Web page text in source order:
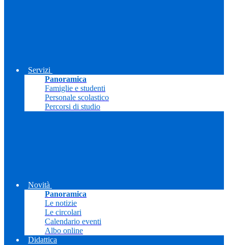
Servizi
Panoramica
Famiglie e studenti
Personale scolastico
Percorsi di studio
Novità
Panoramica
Le notizie
Le circolari
Calendario eventi
Albo online
Didattica